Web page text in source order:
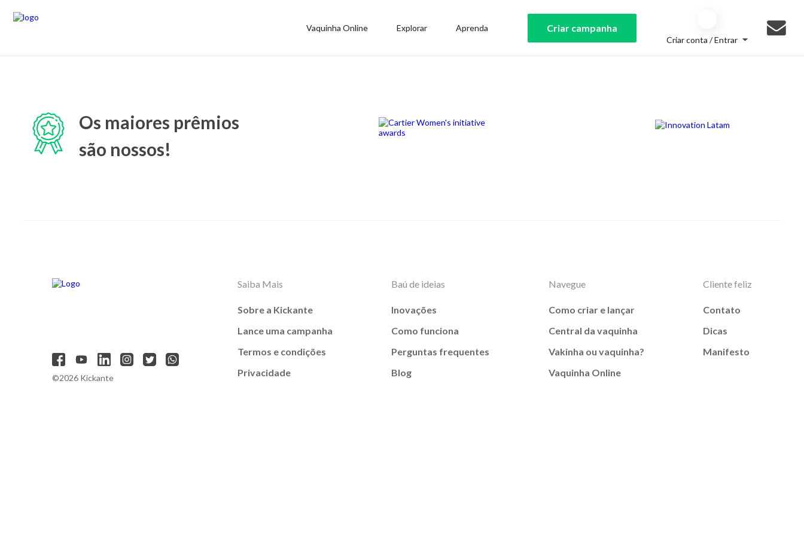
Vaquinha Online Explorar Aprenda Criar campanha
Criar conta / Entrar
Os maiores prêmios
são nossos!
©2026 Kickante
Saiba Mais
Sobre a Kickante
Lance uma campanha
Termos e condições
Privacidade
Baú de ideias
Inovações
Como funciona
Perguntas frequentes
Blog
Navegue
Como criar e lançar
Central da vaquinha
Vakinha ou vaquinha?
Vaquinha Online
Cliente feliz
Contato
Dicas
Manifesto